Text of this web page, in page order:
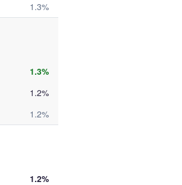
1.3%
1.3%
1.2%
1.2%
1.2%